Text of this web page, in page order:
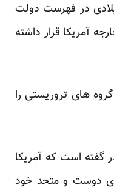
اسلامی از سال ۱۹۸۴ میلادی در فهرست دولت
آمریکا قرار داشته
های تروریستی را
گفته است که آمریکا
دوست و متحد خود